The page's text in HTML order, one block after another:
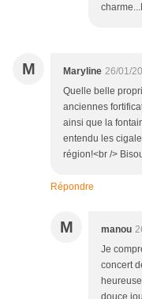
M Maryline 26/01/
Quelle belle
anciennes
ainsi que la
entendu les
région!<br />
Répondre
M manou
Je
concert
douce